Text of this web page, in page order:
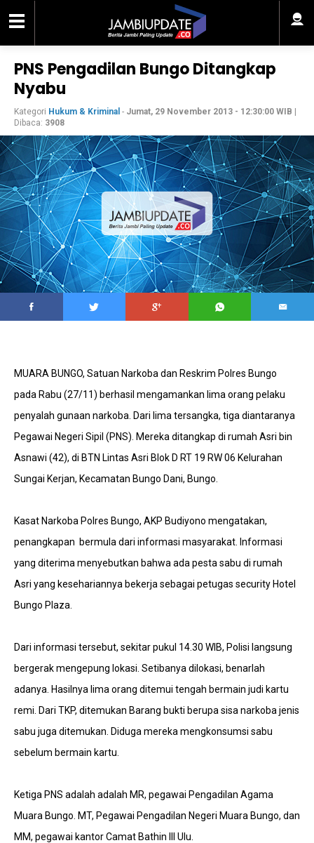
PNS Pengadilan Bungo Ditangkap
Nyabu
Kategori Hukum & Kriminal - Jumat, 29 November 2013 - 12:30:00 WIB
Dibaca: 3908
MUARA BUNGO, Satuan Narkoba dan Reskrim Polres Bungo
pada Rabu (27/11) berhasil mengamankan lima orang pelaku
penyalah gunaan narkoba. Dari lima tersangka, tiga diantaranya
Pegawai Negeri Sipil (PNS). Mereka ditangkap di rumah Asri bin
Asnawi (42), di BTN Lintas Asri Blok D RT 19 RW 06 Kelurahan
Sungai Kerjan, Kecamatan Bungo Dani, Bungo.
Kasat Narkoba Polres Bungo, AKP Budiyono mengatakan,
penangkapan bermula dari informasi masyarakat. Informasi
yang diterima menyebutkan bahwa ada pesta sabu di rumah
Asri yang kesehariannya bekerja sebagai petugas security Hotel
Bungo Plaza.
Dari informasi tersebut, sekitar pukul 14.30 WIB, Polisi langsung
bergerak mengepung lokasi. Setibanya dilokasi, benarlah
adanya. Hasilnya lima orang ditemui tengah bermain judi kartu
remi. Dari TKP, ditemukan Barang bukti berupa sisa narkoba jenis
sabu juga ditemukan. Diduga mereka mengkonsumsi sabu
sebelum bermain kartu.
Ketiga PNS adalah adalah MR, pegawai Pengadilan Agama
Muara Bungo. MT, Pegawai Pengadilan Negeri Muara Bungo, dan
MM, pegawai kantor Camat Bathin III Ulu.